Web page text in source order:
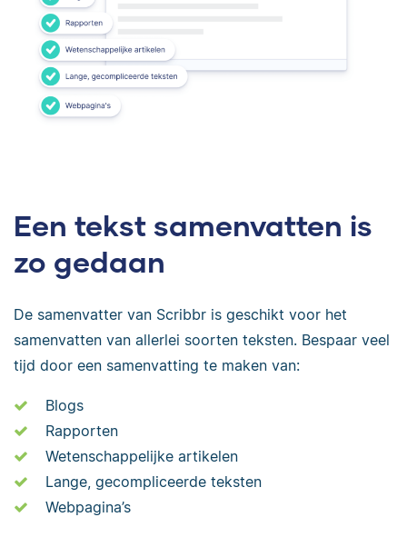
Een tekst samenvatten is
zo gedaan
De samenvatter van Scribbr is geschikt voor het
samenvatten van allerlei soorten teksten. Bespaar veel
tijd door een samenvatting te maken van:
Blogs
Rapporten
Wetenschappelijke artikelen
Lange, gecompliceerde teksten
Webpagina’s